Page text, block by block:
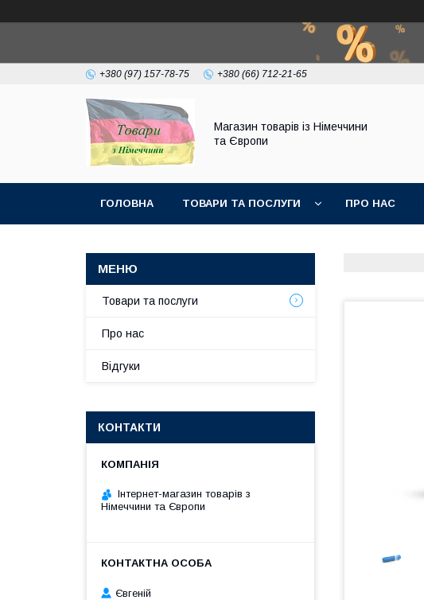
+380 (97) 157-78-75 +380 (66) 712-21-65
Магазин товарів із Німеччини
та Європи
ГОЛОВНА ТОВАРИ ТА ПОСЛУГИ ПРО НАС
Товари та послуги
Про нас
Відгуки
КОНТАКТИ
Інтернет-магазин товарів з
Німеччини та Європи
Євгеній